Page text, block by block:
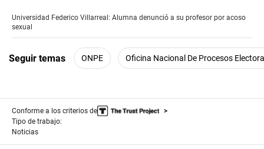
of
2
seconds
Universidad Federico Villarreal: Alumna denunció a su profesor por acoso
sexual
Seguir temas ONPE Oficina Nacional De Procesos
Conforme a los criterios de
Tipo de trabajo:
Noticias